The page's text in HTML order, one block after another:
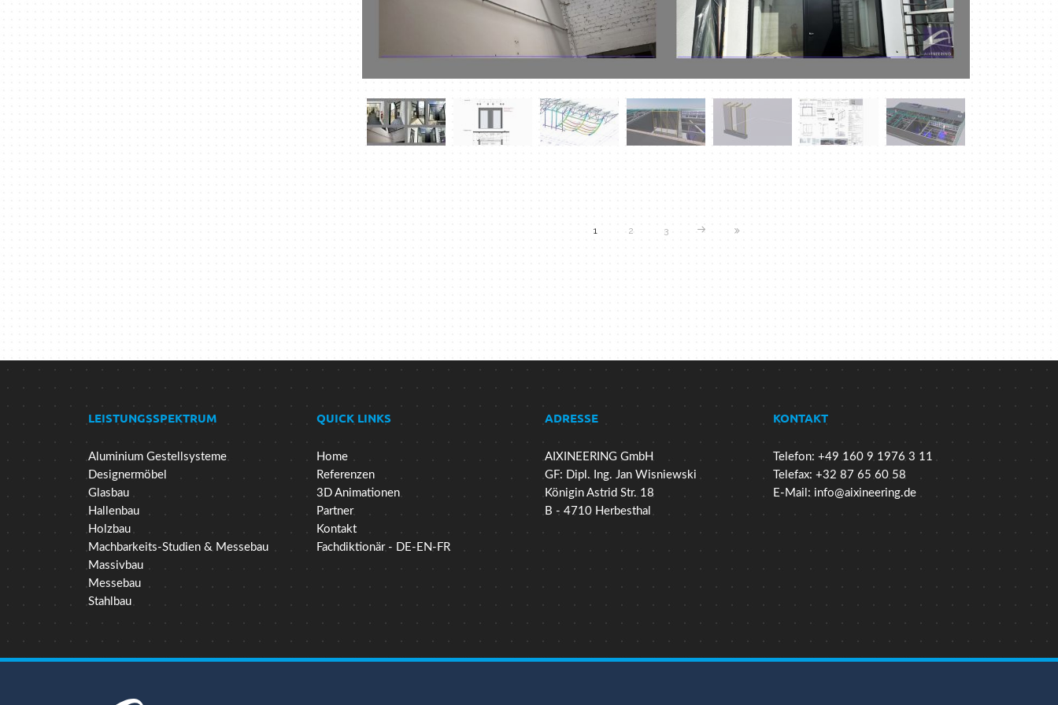
1 2 3
LEISTUNGSSPEKTRUM
Aluminium Gestellsysteme
Designermöbel
Glasbau
Hallenbau
Holzbau
Machbarkeits-Studien & Messebau
Massivbau
Messebau
Stahlbau
QUICK LINKS
Home
Referenzen
3D Animationen
Partner
Kontakt
Fachdiktionär - DE-EN-FR
ADRESSE
AIXINEERING GmbH
GF: Dipl. Ing. Jan Wisniewski
Königin Astrid Str. 18
B - 4710 Herbesthal
KONTAKT
Telefon: +49 160 9 1976 3 11
Telefax: +32 87 65 60 58
E-Mail: info@aixineering.de